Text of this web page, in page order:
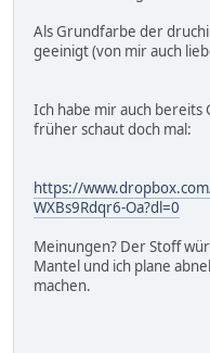
Als Grundfarbe der
geeinigt (von mir auch
Ich habe mir auch bereits
früher schaut doch mal:
https://
WXBs9Rdqr6-Oa?dl=0
Meinungen? Der Stoff
Mantel und ich plane
machen.